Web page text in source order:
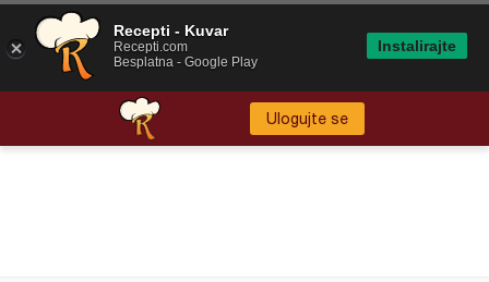
Ulogujte se
Recepti - Kuvar
Recepti.com
Besplatna - Google Play
Instalirajte